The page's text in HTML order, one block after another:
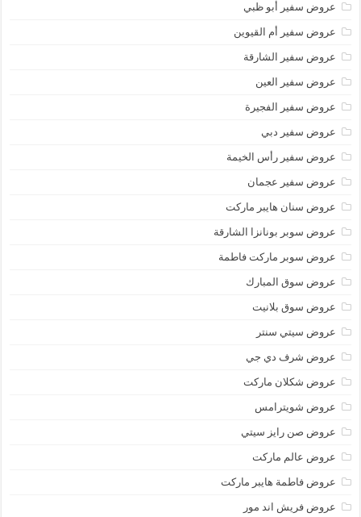
عروض سفير أبو ظبي
عروض سفير أم القيوين
عروض سفير الشارقة
عروض سفير العين
عروض سفير الفجيرة
عروض سفير دبي
عروض سفير رأس الخيمة
عروض سفير عجمان
عروض سنان هايبر ماركت
عروض سوبر بونانزا الشارقة
عروض سوبر ماركت فاطمة
عروض سوق المبارك
عروض سوق بلانيت
عروض سيتي سنتر
عروض شرف دي جي
عروض شكلان ماركت
عروض شويترامس
عروض صن رايز سيتي
عروض عالم ماركت
عروض فاطمة هايبر ماركت
عروض فريش اند مور